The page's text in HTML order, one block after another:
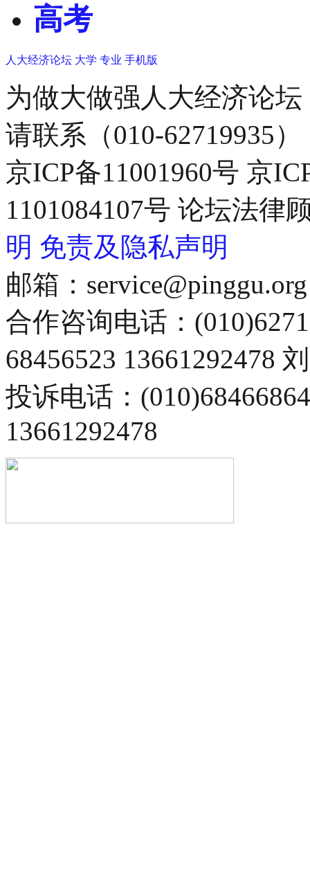
高考
人大经济论坛 大学 专业 手机版
为做大做强人大经济论
请联系（010-62719935）
京ICP备11001960号 京
1101084107号 论坛法律
明 免责及隐私声明
邮箱：service@pinggu.org
合作咨询电话：
68456523 13661292478
投诉电话：
13661292478